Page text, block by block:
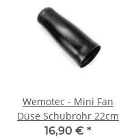
Wemotec - Mini Fan
Düse Schubrohr 22cm
16,90 € *